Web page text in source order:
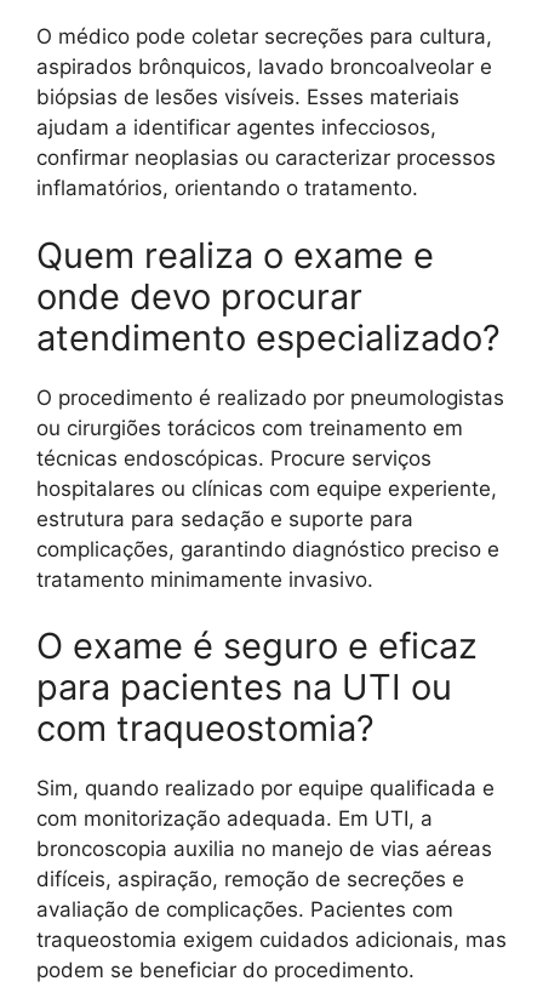
O médico pode coletar secreções para cultura,
aspirados brônquicos, lavado broncoalveolar e
biópsias de lesões visíveis. Esses materiais
ajudam a identificar agentes infecciosos,
confirmar neoplasias ou caracterizar processos
inflamatórios, orientando o tratamento.
Quem realiza o exame e
onde devo procurar
atendimento especializado?
O procedimento é realizado por pneumologistas
ou cirurgiões torácicos com treinamento em
técnicas endoscópicas. Procure serviços
hospitalares ou clínicas com equipe experiente,
estrutura para sedação e suporte para
complicações, garantindo diagnóstico preciso e
tratamento minimamente invasivo.
O exame é seguro e eficaz
para pacientes na UTI ou
com traqueostomia?
Sim, quando realizado por equipe qualificada e
com monitorização adequada. Em UTI, a
broncoscopia auxilia no manejo de vias aéreas
difíceis, aspiração, remoção de secreções e
avaliação de complicações. Pacientes com
traqueostomia exigem cuidados adicionais, mas
podem se beneficiar do procedimento.